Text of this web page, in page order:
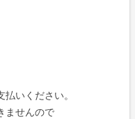
いください。
ませんので